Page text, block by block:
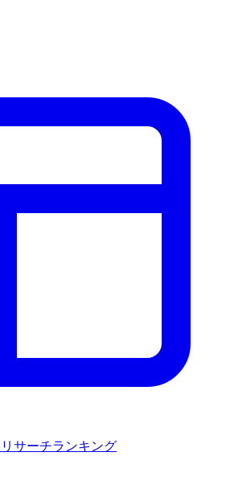
リサーチランキング